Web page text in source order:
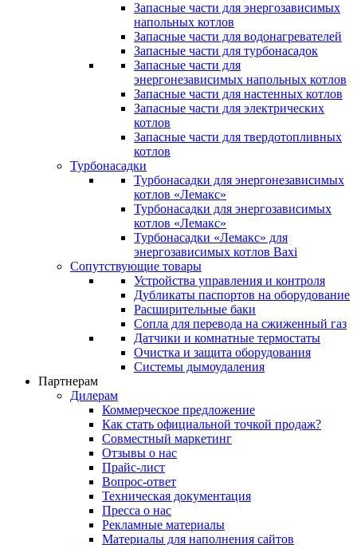
Запасные части для энергозависимых
напольных котлов
Запасные части для водонагревателей
Запасные части для турбонасадок
Запасные части для
энергонезависимых напольных котлов
Запасные части для настенных котлов
Запасные части для электрических
котлов
Запасные части для твердотопливных
котлов
Турбонасадки
Турбонасадки для энергонезависимых
котлов «Лемакс»
Турбонасадки для энергозависимых
котлов «Лемакс»
Турбонасадки «Лемакс» для
энергозависимых котлов Baxi
Сопутствующие товары
Устройства управления и контроля
Дубликаты паспортов на оборудование
Расширительные баки
Сопла для перевода на сжиженный газ
Датчики и комнатные термостаты
Очистка и защита оборудования
Системы дымоудаления
Партнерам
Дилерам
Коммерческое предложение
Как стать официальной точкой продаж?
Совместный маркетинг
Отзывы о нас
Прайс-лист
Вопрос-ответ
Техническая документация
Пресса о нас
Рекламные материалы
Материалы для наполнения сайтов